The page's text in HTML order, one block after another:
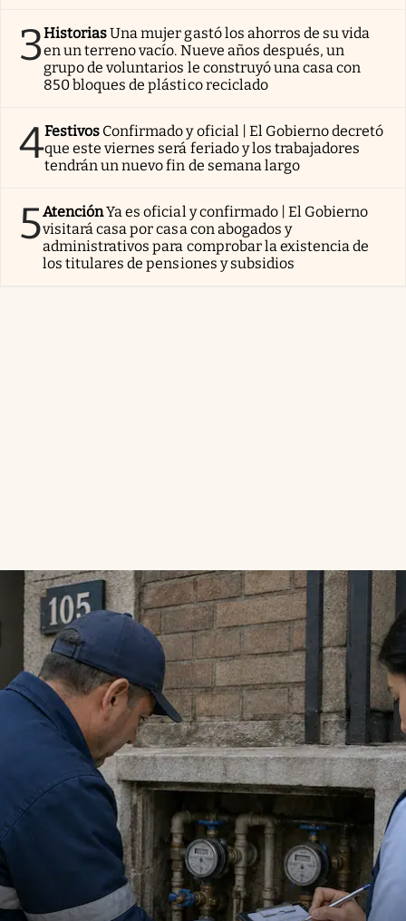
3HistoriasUna mujer gastó los ahorros de su vida
en un terreno vacío. Nueve años después, un
grupo de voluntarios le construyó una casa con
850 bloques de plástico reciclado
4Festivos Confirmado y oficial | El Gobierno decretó
que este viernes será feriado y los trabajadores
tendrán un nuevo fin de semana largo
5AtenciónYa es oficial y confirmado | El Gobierno
visitará casa por casa con abogados y
administrativos para comprobar la existencia de
los titulares de pensiones y subsidios